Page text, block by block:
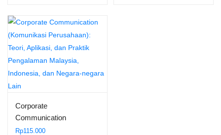
Corporate
Communication
(Komunikasi
Rp115.000